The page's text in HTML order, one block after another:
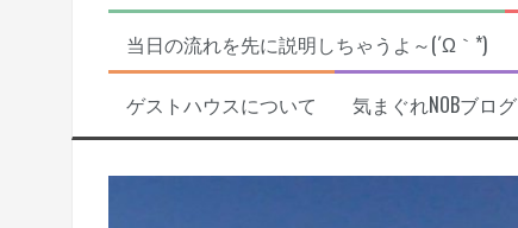
当日の流れを先に説明しちゃうよ～(´Ω｀*)
ゲストハウスについて 気まぐれNOBブログ